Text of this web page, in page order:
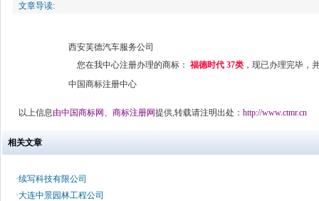
文章导读:
西安芙德汽车服务公司
您在我中心注册办理的商标： 福德时代 37类，现已办理完毕，
中国商标注册中心
以上信息由中国商标网 、 商标注册网提供,转载请注明出处： http://www.ctmr.cn
相关文章
·续写科技有限公司
·大连中景园林工程公司